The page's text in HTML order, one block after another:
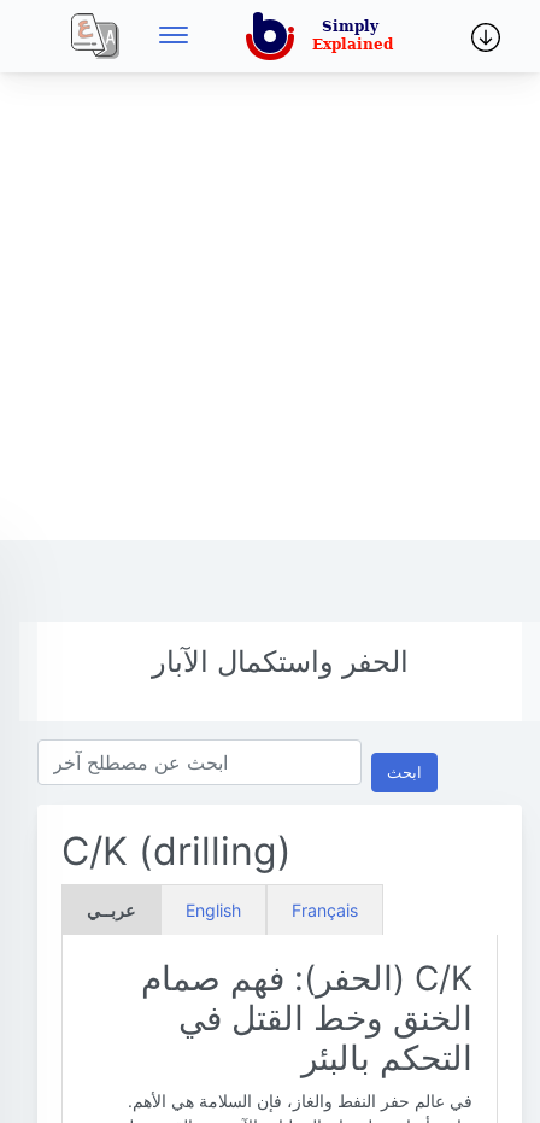
الحفر واستكمال الآبار
ابحث
C/K (drilling)
عربــي English Français
C/K (الحفر): فهم صمام
الخنق وخط القتل في
التحكم بالبئر
في عالم حفر النفط والغاز، فإن السلامة هي الأهم.